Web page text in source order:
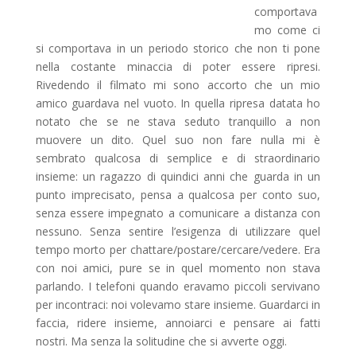
comportava
mo come ci
si comportava in un periodo storico che non ti pone
nella costante minaccia di poter essere ripresi.
Rivedendo il filmato mi sono accorto che un mio
amico guardava nel vuoto. In quella ripresa datata ho
notato che se ne stava seduto tranquillo a non
muovere un dito. Quel suo non fare nulla mi è
sembrato qualcosa di semplice e di straordinario
insieme: un ragazzo di quindici anni che guarda in un
punto imprecisato, pensa a qualcosa per conto suo,
senza essere impegnato a comunicare a distanza con
nessuno. Senza sentire l’esigenza di utilizzare quel
tempo morto per chattare/postare/cercare/vedere. Era
con noi amici, pure se in quel momento non stava
parlando. I telefoni quando eravamo piccoli servivano
per incontraci: noi volevamo stare insieme. Guardarci in
faccia, ridere insieme, annoiarci e pensare ai fatti
nostri. Ma senza la solitudine che si avverte oggi.